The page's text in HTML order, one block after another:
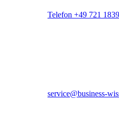
Telefon +49 721
service@business-